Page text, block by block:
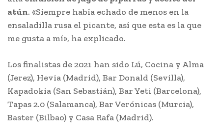
atún. «Siempre había echado de menos en la
ensaladilla rusa el picante, así que esta es la que
me gusta a mí», ha explicado.
Los finalistas de 2021 han sido Lú, Cocina y Alma
(Jerez), Hevia (Madrid), Bar Donald (Sevilla),
Kapadokia (San Sebastián), Bar Yeti (Barcelona),
Tapas 2.0 (Salamanca), Bar Verónicas (Murcia),
Baster (Bilbao) y Casa Rafa (Madrid).